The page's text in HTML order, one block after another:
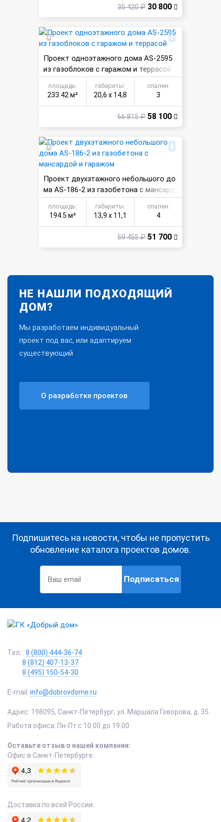
35 420 ₽ 30 800
Проект одноэтажного дома AS-2595
из газоблоков с гаражом и террасой
площадь:
233.42 м²
габариты:
20,6 х 14,8
спален:
3
66 815 ₽ 58 100
Проект двухэтажного небольшого до
ма AS-186-2 из газобетона с мансард
ой и гаражом
площадь:
194.5 м²
габариты:
13,9 х 11,1
спален:
4
59 455 ₽ 51 700
НЕ НАШЛИ ПОДХОДЯЩИЙ
ДОМ?
Мы разработаем индивидуальный
проект под вас, или адаптируем
существующий
О разработке проектов
Подпишитесь на новости, чтобы не пропустить
обновление каталога проектов домов.
Подписаться
Тел.: 8 (800) 444-36-74
8 (812) 407-13-37
8 (495) 150-54-30
E-mail: info@dobrovdome.ru
Адрес: 198095, Санкт-Петербург, ул. Маршала Говорова, д. 35
Работа офиса: Пн-Пт с 10.00 до 19.00
Оставьте отзыв о нашей компании:
Офис в Санкт-Петербурге:
Доставка по всей России: